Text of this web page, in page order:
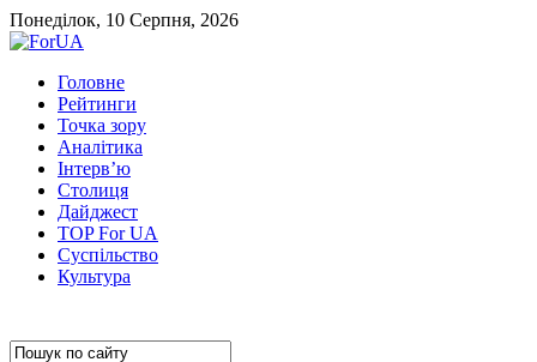
Понеділок, 10 Серпня, 2026
Головне
Рейтинги
Точка зору
Аналітика
Інтерв’ю
Столиця
Дайджест
TOP For UA
Суспiльство
Культура